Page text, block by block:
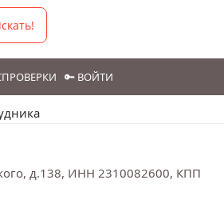
🔑 ВОЙТИ
д.138, ИНН 2310082600, КПП